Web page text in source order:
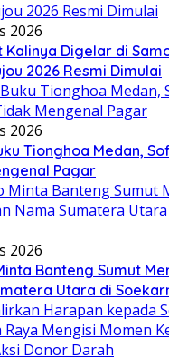
2026
Kalinya Digelar di
2026 Resmi Dimulai
2026
Tionghoa Medan,
Pagar
2026
Banteng Sumut
Utara di